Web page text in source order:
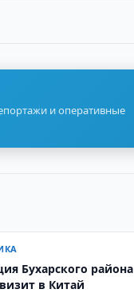
и оперативные
Бухарского района
в Китай